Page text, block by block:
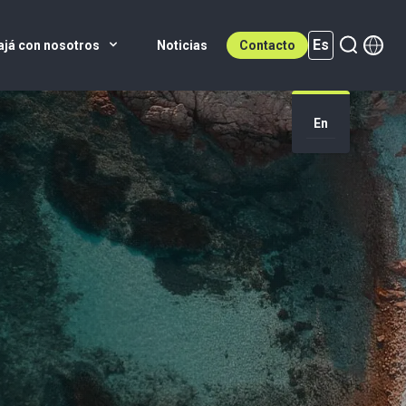
con nosotros Noticias Contacto Es
Es (active)
En